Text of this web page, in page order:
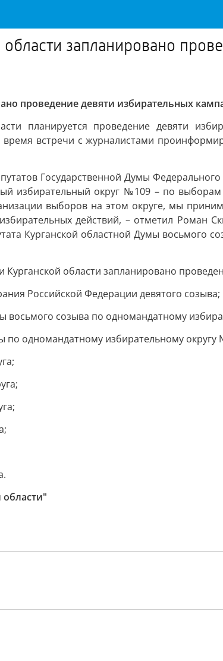
запланировано
проведение девяти избирательных
планируется проведение девяти
встречи с журналистами
Государственной Думы
избирательный округ №109 – по
выборов на этом округе, мы
действий, – отметил Роман
Курганской областной Думы восьмого
области запланировано
Российской Федерации девятого созыва;
восьмого созыва по одномандатному
по одномандатному избирательному округу